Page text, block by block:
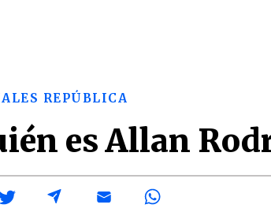
REPÚBLICA
es Allan